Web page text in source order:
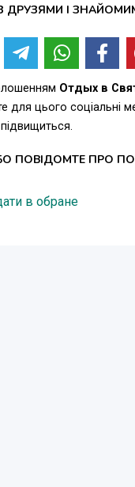
ДРУЗЯМИ І
Отдых в
для цього соціальні
ПОВІДОМТЕ ПРО
в обране